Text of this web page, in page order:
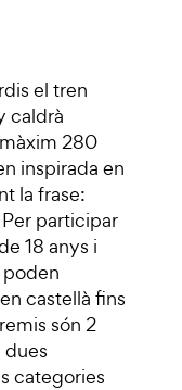
el tren
caldrà
280
inspirada en
la frase:
participar
18 anys i
poden
castellà fins
són 2
dues
categories